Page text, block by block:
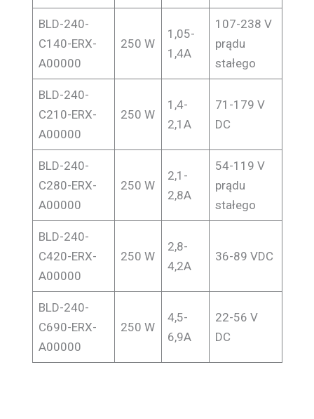
BLD-240-
C140-ERX-
A00000
250 W
1,05-
1,4A
107-238 V
prądu
stałego
BLD-240-
C210-ERX-
A00000
250 W
1,4-
2,1A
71-179 V
DC
BLD-240-
C280-ERX-
A00000
250 W
2,1-
2,8A
54-119 V
prądu
stałego
BLD-240-
C420-ERX-
A00000
250 W
2,8-
4,2A
36-89 VDC
BLD-240-
C690-ERX-
A00000
250 W
4,5-
6,9A
22-56 V
DC